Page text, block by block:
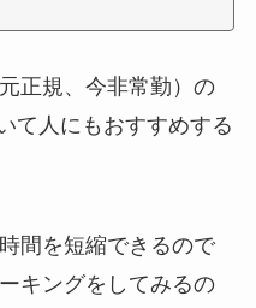
正規、今非常勤）の
て人にもおすすめする
間を短縮できるので
キングをしてみるの